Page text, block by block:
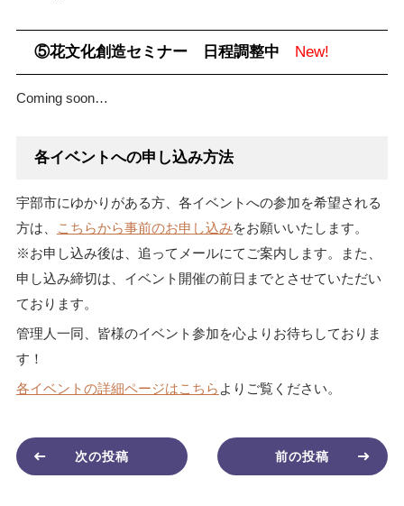
⑤花文化創造セミナー 日程調整中 New!
Coming soon…
各イベントへの申し込み方法
宇部市にゆかりがある方、各イベントへの参加を希望される
方は、
こちらから事前のお申し込みをお願いいたします。
※お申し込み後は、追ってメールにてご案内します。
また、
申し込み締切は、イベント開催の前日までとさせていただい
ております。
管理人一同、皆様のイベント参加を心よりお待ちしておりま
す！
各イベントの詳細ページはこちら よりご覧ください。
次の投稿 前の投稿